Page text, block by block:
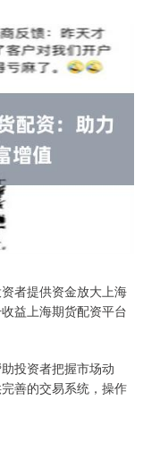
者提供资金放大上海
益上海期货配资平台
投资者把握市场动
善的交易系统，操作